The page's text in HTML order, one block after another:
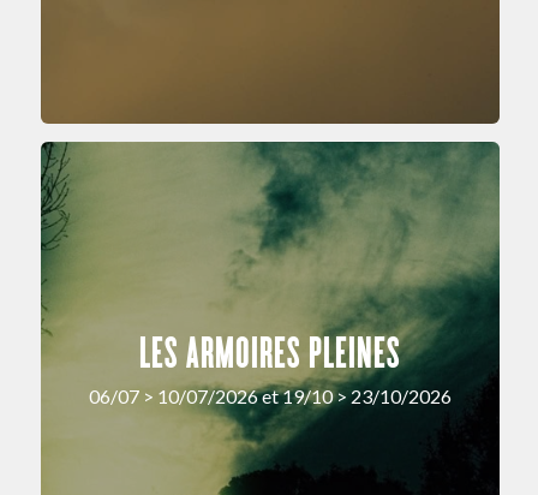
LES ARMOIRES PLEINES
06/07 > 10/07/2026 et 19/10 > 23/10/2026